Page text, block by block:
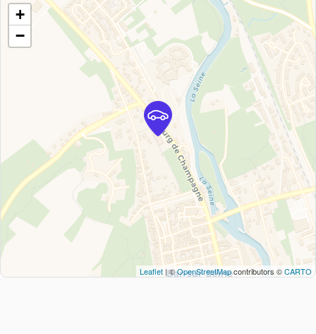
+
−
Leaflet | ©OpenStreetMapcontributors ©CARTO